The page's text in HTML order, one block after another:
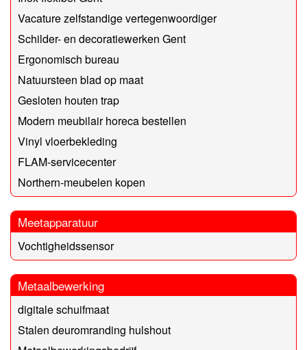
Vacature zelfstandige vertegenwoordiger
Schilder- en decoratiewerken Gent
Ergonomisch bureau
Natuursteen blad op maat
Gesloten houten trap
Modern meubilair horeca bestellen
Vinyl vloerbekleding
FLAM-servicecenter
Northern-meubelen kopen
Meetapparatuur
Vochtigheidssensor
Metaalbewerking
digitale schuifmaat
Stalen deuromranding hulshout